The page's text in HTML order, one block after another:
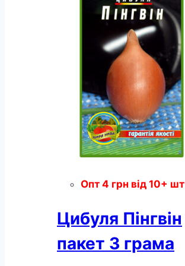
пакет
грамів
кількість
Опт 4 грн від 10+ шт
Цибуля Пінгвін
пакет 3 грама